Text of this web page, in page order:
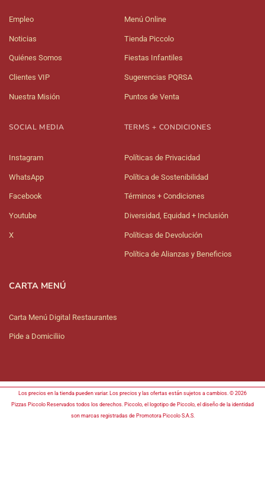
Empleo
Noticias
Quiénes Somos
Clientes VIP
Nuestra Misión
Menú Online
Tienda Piccolo
Fiestas Infantiles
Sugerencias PQRSA
Puntos de Venta
SOCIAL MEDIA
Instagram
WhatsApp
Facebook
Youtube
X
TERMS + CONDICIONES
Políticas de Privacidad
Política de Sostenibilidad
Términos + Condiciones
Diversidad, Equidad + Inclusión
Políticas de Devolución
Política de Alianzas y Beneficios
CARTA MENÚ
Carta Menú Digital Restaurantes
Pide a Domiciliio
Los precios en la tienda pueden variar. Los precios y las ofertas están sujetos a cambios. © 2026
Pizzas Piccolo Reservados todos los derechos. Piccolo, el logotipo de Piccolo, el diseño de la identidad
son marcas registradas de Promotora Piccolo S.A.S.